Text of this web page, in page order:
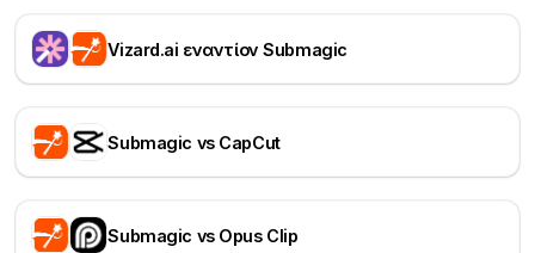
Vizard.ai εναντίον Submagic
Submagic vs CapCut
Submagic vs Opus Clip